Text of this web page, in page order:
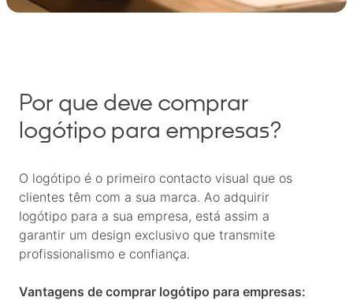
Por que deve comprar
logótipo para empresas?
O logótipo é o primeiro contacto visual que os
clientes têm com a sua marca. Ao adquirir
logótipo para a sua empresa, está assim a
garantir um design exclusivo que transmite
profissionalismo e confiança.
Vantagens de comprar logótipo para empresas: